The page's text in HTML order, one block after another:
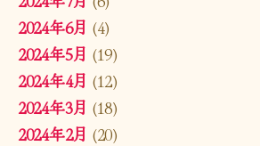
2024年6月 (4)
2024年5月 (19)
2024年4月 (12)
2024年3月 (18)
2024年2月 (20)